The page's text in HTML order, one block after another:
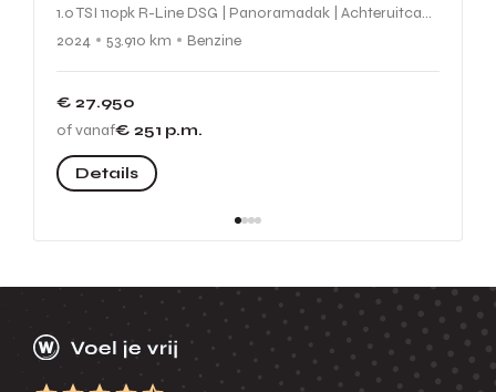
1.0 TSI 110pk R-Line DSG | Panoramadak | Achteruitcamera | Beats Audio | Adaptive Cruise | Stoelverwarming
2024
53.910 km Benzine
€ 27.950
of vanaf€ 251 p.m.
Details